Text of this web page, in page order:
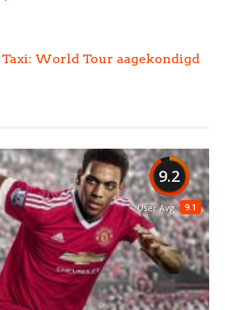
Taxi: World Tour aagekondigd
9.2
9.1
User Avg